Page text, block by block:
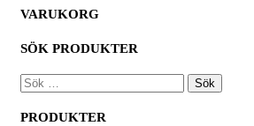
VARUKORG
SÖK PRODUKTER
SÖK
PRODUKTER